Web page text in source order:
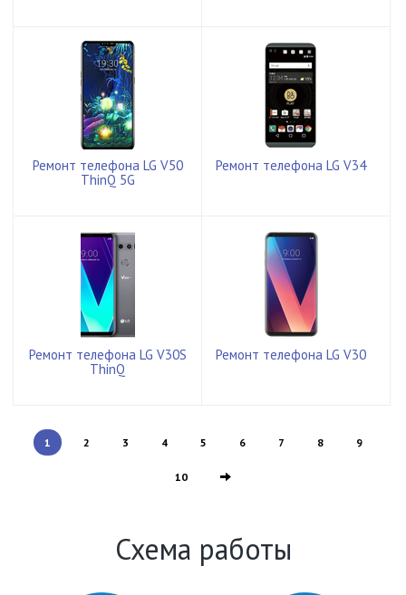
Ремонт телефона LG V50
ThinQ 5G
Ремонт телефона LG V34
Ремонт телефона LG V30S
ThinQ
Ремонт телефона LG V30
1 2 3 4 5 6 7 8 9
10
Схема работы